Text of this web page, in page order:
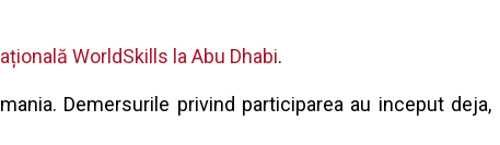
WorldSkills la Abu Dhabi.
Demersurile privind participarea au inceput deja,